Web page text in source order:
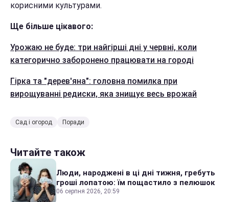
корисними культурами.
Ще більше цікавого:
Урожаю не буде: три найгірші дні у червні, коли
категорично заборонено працювати на городі
Гірка та "дерев'яна": головна помилка при
вирощуванні редиски, яка знищує весь врожай
Сад і огород Поради
Читайте також
Люди, народжені в ці дні тижня, гребуть
гроші лопатою: їм пощастило з пелюшок
06 серпня 2026, 20:59